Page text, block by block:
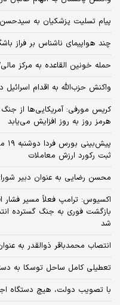
پیام تسلیت پزشکیان به
چند هواپیمای ناشناس بر فراز
حمله خونین القاعده به مرکز
واکنش حزب‌الله به اقدام
کریس مورفی: آمریکایی‌ها از جنگ
هرمز روز به روز افزایش می‌یابد
ثبت رکورد ارزش معاملات
محسن رضایی به عنوان دبیر
اکسیوس: ترامپ فعلاً مسیر فشار
بازگشت فوری به جنگ گسترده
شد
انتصاب محمدباقر ذوالقدر به
تعطیلی کامل ساحل توسکا به
با تصویب دولت، هیچ دستگاه